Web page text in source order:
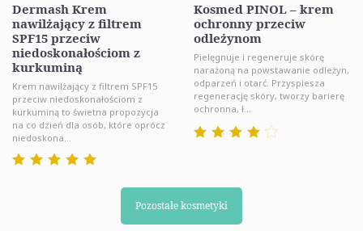
Dermash Krem
nawilżający z filtrem
SPF15 przeciw
niedoskonałościom z
kurkuminą
Krem nawilżający z filtrem SPF15
przeciw niedoskonałościom z
kurkuminą to świetna propozycja
na co dzień dla osób, które oprócz
niedoskona...
Kosmed PINOL – krem
ochronny przeciw
odleżynom
Pielęgnuje i regeneruje skórę
narażoną na powstawanie odleżyn,
odparzeń i otarć. Przyspiesza
regenerację skóry, tworzy barierę
ochronna, ł...
Pozostałe kosmetyki